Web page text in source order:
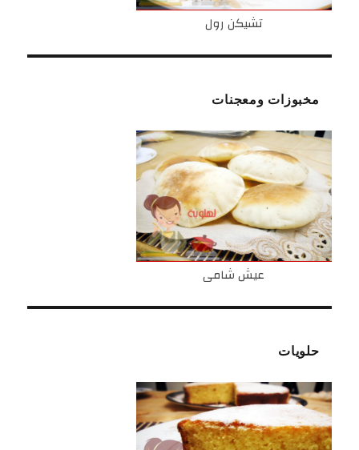
تشيكن رول
مخبوزات ومعجنات
عيش شامى
حلويات